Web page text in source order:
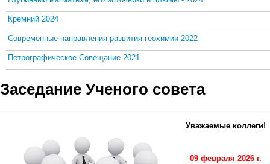
Кремний 2024
Современные направления развития геохимии 2022
Петрографическое Совещание 2021
Заседание Ученого совета
Уважаемые коллеги!
09 февраля 2026 г.